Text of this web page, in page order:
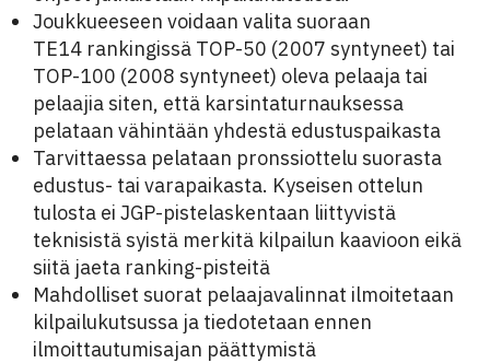
Joukkueeseen voidaan valita suoraan
TE14 rankingissä TOP-50 (2007 syntyneet) tai
TOP-100 (2008 syntyneet) oleva pelaaja tai
pelaajia siten, että karsintaturnauksessa
pelataan vähintään yhdestä edustuspaikasta
Tarvittaessa pelataan pronssiottelu suorasta
edustus- tai varapaikasta. Kyseisen ottelun
tulosta ei JGP-pistelaskentaan liittyvistä
teknisistä syistä merkitä kilpailun kaavioon eikä
siitä jaeta ranking-pisteitä
Mahdolliset suorat pelaajavalinnat ilmoitetaan
kilpailukutsussa ja tiedotetaan ennen
ilmoittautumisajan päättymistä